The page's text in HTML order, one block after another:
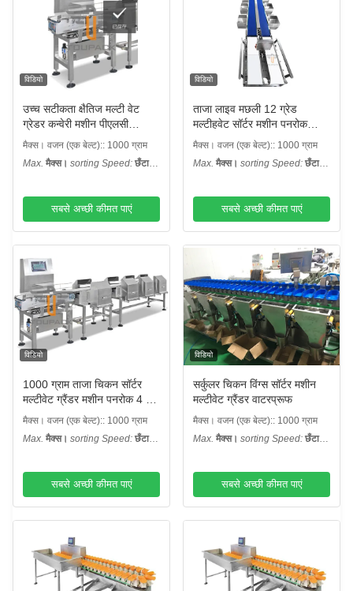
विडियो
उच्च सटीकता क्षैतिज मल्टी वेट
ग्रेडर कन्वेरी मशीन पीएलसी
नियंत्रण प्रणाली
मैक्स। वजन (एक बेल्ट):: 1000 ग्राम
Max. मैक्स। sorting Speed: छँटाई
सबसे अच्छी कीमत पाएं
विडियो
ताजा लाइव मछली 12 ग्रेड
मल्टीहवेट सॉर्टर मशीन पनरोक
ग्रैंडर मशीन
मैक्स। वजन (एक बेल्ट):: 1000 ग्राम
Max. मैक्स। sorting Speed: छँटाई
सबसे अच्छी कीमत पाएं
विडियो
1000 ग्राम ताजा चिकन सॉर्टर
मल्टीवेट ग्रैंडर मशीन पनरोक 4 से
8 ग्रेड
मैक्स। वजन (एक बेल्ट):: 1000 ग्राम
Max. मैक्स। sorting Speed: छँटाई
सबसे अच्छी कीमत पाएं
विडियो
सर्कुलर चिकन विंग्स सॉर्टर मशीन
मल्टीवेट ग्रैंडर वाटरप्रूफ
मैक्स। वजन (एक बेल्ट):: 1000 ग्राम
Max. मैक्स। sorting Speed: छँटाई
सबसे अच्छी कीमत पाएं